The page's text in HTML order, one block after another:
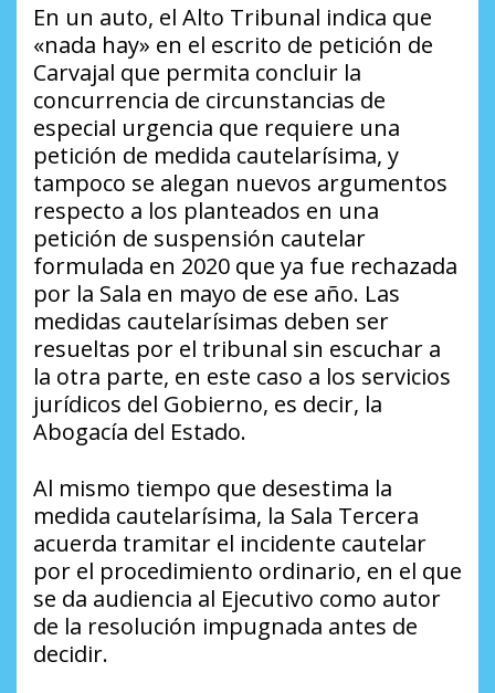
En un auto, el Alto Tribunal indica que
«nada hay» en el escrito de petición de
Carvajal que permita concluir la
concurrencia de circunstancias de
especial urgencia que requiere una
petición de medida cautelarísima, y
tampoco se alegan nuevos argumentos
respecto a los planteados en una
petición de suspensión cautelar
formulada en 2020 que ya fue rechazada
por la Sala en mayo de ese año. Las
medidas cautelarísimas deben ser
resueltas por el tribunal sin escuchar a
la otra parte, en este caso a los servicios
jurídicos del Gobierno, es decir, la
Abogacía del Estado.
Al mismo tiempo que desestima la
medida cautelarísima, la Sala Tercera
acuerda tramitar el incidente cautelar
por el procedimiento ordinario, en el que
se da audiencia al Ejecutivo como autor
de la resolución impugnada antes de
decidir.